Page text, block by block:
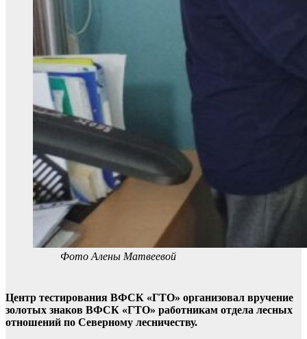
Фото Алены Матвеевой
Центр тестирования ВФСК «ГТО» организовал вручение
золотых знаков ВФСК «ГТО» работникам отдела лесных
отношений по Северному лесничеству.